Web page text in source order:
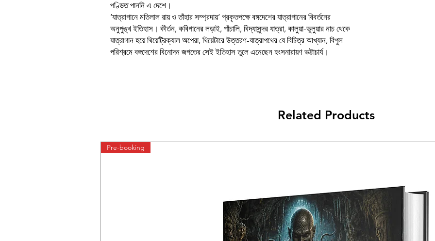
পণ্ডিত পাননি এ দেশে।
‘যাত্রাগানে মতিলাল রায় ও তাঁহার সম্প্রদায়’ প্রকৃতপক্ষে বঙ্গদেশের যাত্রাগানের বিবর্তনের
অনুপুঙ্খ ইতিহাস। কীর্তন, কবিগানের লড়াই, পাঁচালি, বিদ্যাসুন্দর যাত্রা, কালুয়া-ভুলুয়ার নাচ থেকে
যাত্রাগান হয়ে থিয়েট্রিক্যাল অপেরা, থিয়েটারে উত্তরণ-যাত্রাপথের যে বিচিত্র আখ্যান, বিপুল
পরিশ্রমে বঙ্গদেশের বিনোদন জগতের সেই ইতিহাস তুলে এনেছেন হংসনারায়ণ ভট্টাচার্য।
Related Products
Pre-booking